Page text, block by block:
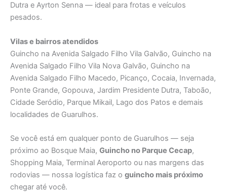
Dutra e Ayrton Senna — ideal para frotas e veículos
pesados.
Vilas e bairros atendidos
Guincho na Avenida Salgado Filho Vila Galvão, Guincho na
Avenida Salgado Filho Vila Nova Galvão, Guincho na
Avenida Salgado Filho Macedo, Picanço, Cocaia, Invernada,
Ponte Grande, Gopouva, Jardim Presidente Dutra, Taboão,
Cidade Seródio, Parque Mikail, Lago dos Patos e demais
localidades de Guarulhos.
Se você está em qualquer ponto de Guarulhos — seja
próximo ao Bosque Maia, Guincho no Parque Cecap,
Shopping Maia, Terminal Aeroporto ou nas margens das
rodovias — nossa logística faz o guincho mais próximo
chegar até você.